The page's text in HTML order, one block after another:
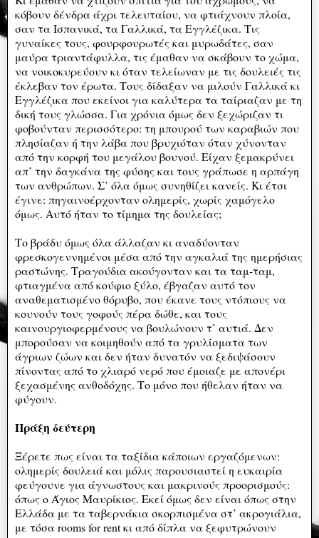
κόβουν δένδρα άχρι τελευταίου, να φτιάχνουν πλοία,
σαν τα Ισπανικά, τα Γαλλικά, τα Εγγλέζικα. Τις
γυναίκες τους, φουρφουρωτές και μυρωδάτες, σαν
μαύρα τριαντάφυλλα, τις έμαθαν να σκάβουν το χώμα,
να νοικοκυρεύουν κι όταν τελείωναν με τις δουλειές τις
έκλεβαν τον έρωτα. Τους δίδαξαν να μιλούν Γαλλικά κι
Εγγλέζικα που εκείνοι για καλύτερα τα ταίριαζαν με τη
δική τους γλώσσα. Για χρόνια όμως δεν ξεχώριζαν τι
φοβούνταν περισσότερο: τη μπουρού των καραβιών που
πλησίαζαν ή την λάβα που βρυχιόταν όταν χύνονταν
από την κορφή του μεγάλου βουνού. Είχαν ξεμακρύνει
απ’ την δαγκάνα της φύσης και τους γράπωσε η αρπάγη
των ανθρώπων. Σ’ όλα όμως συνηθίζει κανείς. Κι έτσι
έγινε: πηγαινοέρχονταν ολημερίς, χωρίς χαμόγελο
όμως. Αυτό ήταν το τίμημα της δουλείας;
Το βράδυ όμως όλα άλλαζαν κι αναδύονταν
φρεσκογεννημένοι μέσα από την αγκαλιά της ημερήσιας
ραστώνης. Τραγούδια ακούγονταν και τα ταμ-ταμ,
φτιαγμένα από κούφιο ξύλο, έβγαζαν αυτό τον
αναθεματισμένο θόρυβο, που έκανε τους ντόπιους να
κουνούν τους γοφούς πέρα δώθε, και τους
καινουργιοφερμένους να βουλώνουν τ’ αυτιά. Δεν
μπορούσαν να κοιμηθούν από τα γρυλίσματα των
άγριων ζώων και δεν ήταν δυνατόν να ξεδιψάσουν
πίνοντας από το χλιαρό νερό που έμοιαζε με απονέρι
ξεχασμένης ανθοδόχης. Το μόνο που ήθελαν ήταν να
φύγουν.
Πράξη δεύτερη
Ξέρετε πως είναι τα ταξίδια κάποιων εργαζόμενων:
ολημερίς δουλειά και μόλις παρουσιαστεί η ευκαιρία
φεύγουνε για άγνωστους και μακρινούς προορισμούς:
όπως ο Άγιος Μαυρίκιος. Εκεί όμως δεν είναι όπως στην
Ελλάδα με τα ταβερνάκια σκορπισμένα στ’ ακρογιάλια,
με τόσα rooms for rent κι από δίπλα να ξεφυτρώνουν